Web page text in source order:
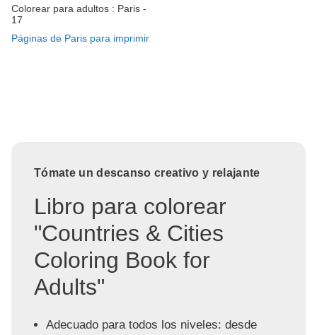
Colorear para adultos : Paris -
17
Páginas de Paris para imprimir
Tómate un descanso creativo y relajante
Libro para colorear
"Countries & Cities
Coloring Book for
Adults"
Adecuado para todos los niveles: desde